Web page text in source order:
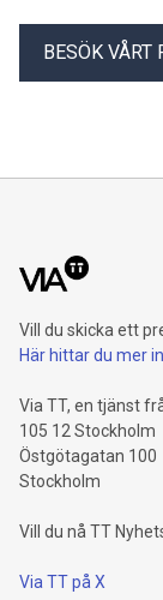
BESÖK VÅRT
Vill du skicka ett
Här hittar du mer
Via TT, en tjänst
105 12 Stockholm
Östgötagatan 100
Stockholm
Vill du nå TT
Via TT på X